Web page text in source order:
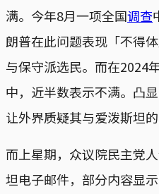
满。今年8月一项全国调查
朗普在此问题表现「不得
与保守派选民。而在2024
中，近半数表示不满。凸
让外界质疑其与爱泼斯坦的
而上星期，众议院民主党
坦电子邮件，部分内容显